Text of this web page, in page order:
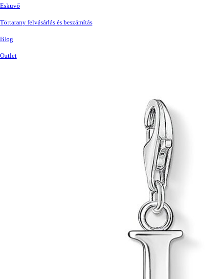
Esküvő
Törtarany felvásárlás és beszámítás
Blog
Outlet